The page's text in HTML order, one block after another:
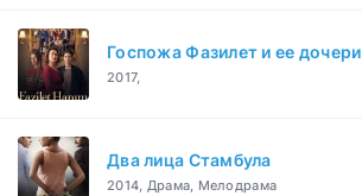
Госпожа Фазилет и ее дочери
2017,
Два лица Стамбула
2014, Драма, Мелодрама